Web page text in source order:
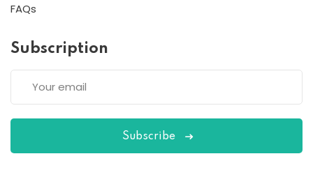
FAQs
Subscription
Subscribe